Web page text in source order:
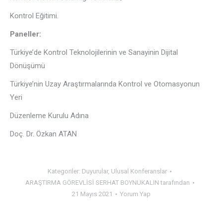
Kontrol Eğitimi.
Paneller:
Türkiye’de Kontrol Teknolojilerinin ve Sanayinin Dijital
Dönüşümü
Türkiye’nin Uzay Araştırmalarında Kontrol ve Otomasyonun
Yeri
Düzenleme Kurulu Adına
Doç. Dr. Özkan ATAN
Kategoriler: Duyurular, Ulusal Konferanslar
ARAŞTIRMA GÖREVLİSİ SERHAT BOYNUKALIN tarafından
21 Mayıs 2021
Yorum Yap